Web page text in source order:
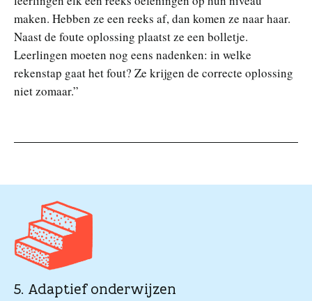
maken. Hebben ze een reeks af, dan komen ze naar haar.
Naast de foute oplossing plaatst ze een bolletje.
Leerlingen moeten nog eens nadenken: in welke
rekenstap gaat het fout? Ze krijgen de correcte oplossing
niet zomaar.”
5. Adaptief onderwijzen